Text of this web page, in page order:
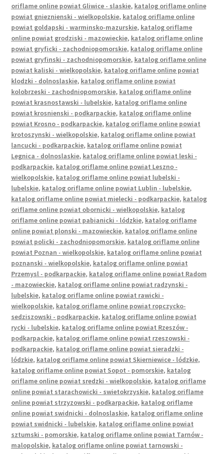
Polityka prywatności
Product Category Shortcode
Pudełko świąteczne, jakość Premium
Shop
Shopping Tips
Shopping Tips
Terms of Use
Track Your Order
Twój koszyk
Wishlist
oriflame online powiat Gliwice - slaskie, katalog oriflame online
powiat gnieznienski - wielkopolskie, katalog oriflame online
powiat goldapski - warminsko-mazurskie, katalog oriflame
online powiat grodziski - mazowieckie, katalog oriflame online
powiat gryficki - zachodniopomorskie, katalog oriflame online
powiat gryfinski - zachodniopomorskie, katalog oriflame online
powiat kaliski - wielkopolskie, katalog oriflame online powiat
klodzki - dolnoslaskie, katalog oriflame online powiat
kolobrzeski - zachodniopomorskie, katalog oriflame online
powiat krasnostawski - lubelskie, katalog oriflame online
powiat krosnienski - podkarpackie, katalog oriflame online
powiat Krosno - podkarpackie, katalog oriflame online powiat
krotoszynski - wielkopolskie, katalog oriflame online powiat
lancucki - podkarpackie, katalog oriflame online powiat
Legnica - dolnoslaskie, katalog oriflame online powiat leski -
podkarpackie, katalog oriflame online powiat Leszno -
wielkopolskie, katalog oriflame online powiat lubelski -
lubelskie, katalog oriflame online powiat Lublin - lubelskie,
katalog oriflame online powiat mielecki - podkarpackie, katalog
oriflame online powiat obornicki - wielkopolskie, katalog
oriflame online powiat pabianicki - lódzkie, katalog oriflame
online powiat plonski - mazowieckie, katalog oriflame online
powiat policki - zachodniopomorskie, katalog oriflame online
powiat Poznan - wielkopolskie, katalog oriflame online powiat
poznanski - wielkopolskie, katalog oriflame online powiat
Przemysl - podkarpackie, katalog oriflame online powiat Radom
- mazowieckie, katalog oriflame online powiat radzynski -
lubelskie, katalog oriflame online powiat rawicki -
wielkopolskie, katalog oriflame online powiat ropczycko-
sedziszowski - podkarpackie, katalog oriflame online powiat
rycki - lubelskie, katalog oriflame online powiat Rzeszów -
podkarpackie, katalog oriflame online powiat rzeszowski -
podkarpackie, katalog oriflame online powiat sieradzki -
lódzkie, katalog oriflame online powiat Skierniewice - lódzkie,
katalog oriflame online powiat Sopot - pomorskie, katalog
oriflame online powiat sredzki - wielkopolskie, katalog oriflame
online powiat starachowicki - swietokrzyskie, katalog oriflame
online powiat strzyzowski - podkarpackie, katalog oriflame
online powiat swidnicki - dolnoslaskie, katalog oriflame online
powiat swidnicki - lubelskie, katalog oriflame online powiat
sztumski - pomorskie, katalog oriflame online powiat Tarnów -
malopolskie, katalog oriflame online powiat tarnowski -